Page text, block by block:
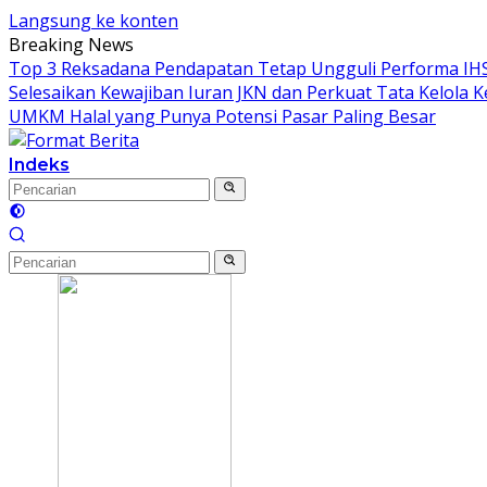
Langsung ke konten
Breaking News
Top 3 Reksadana Pendapatan Tetap Ungguli Performa
Selesaikan Kewajiban Iuran JKN dan Perkuat Tata Kelola
UMKM Halal yang Punya Potensi Pasar Paling Besar
Indeks